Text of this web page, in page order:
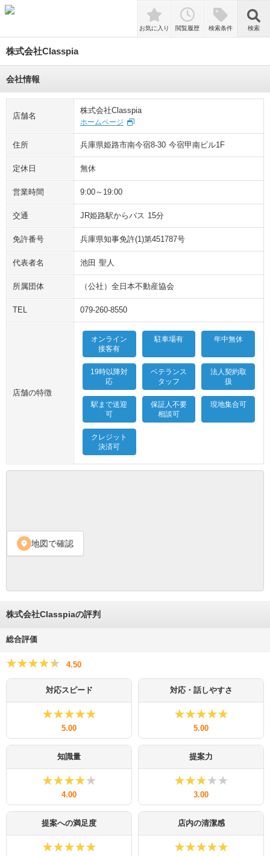
検索
お気に入り 閲覧履歴 検索条件 検索
株式会社Classpia
会社情報
店舗名
株式会社Classpia
ホームページ
住所 兵庫県姫路市南今宿8-30 今宿甲南ビル1F
定休日 無休
営業時間 9:00～19:00
交通 JR姫路駅からバス 15分
免許番号 兵庫県知事免許(1)第451787号
代表者名 池田 聖人
所属団体 （公社）全日本不動産協会
TEL 079-260-8550
店舗の特徴
オンライン
接客有
駐車場有 年中無休
19時以降対
応
ベテランス
タッフ
法人契約取
扱
駅まで送迎
可
保証人不要
相談可
現地集合可
クレジット
決済可
location_on 地図で確認
株式会社Classpiaの評判
総合評価
★★★★★
★★★★★ 4.50
対応スピード
★★★★★
★★★★★
5.00
対応・話しやすさ
★★★★★
★★★★★
5.00
知識量
★★★★★
★★★★★
4.00
提案力
★★★★★
★★★★★
3.00
提案への満足度
★★★★★
★★★★★
店内の清潔感
★★★★★
★★★★★